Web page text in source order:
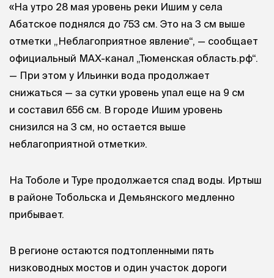
«На утро 28 мая уровень реки Ишим у села
Абатское поднялся до 753 см. Это на 3 см выше
отметки „Неблагоприятное явление“, — сообщает
официальный МАХ-канал „Тюменская область.рф“.
— При этом у Ильинки вода продолжает
снижаться — за сутки уровень упал еще на 9 см
и составил 656 см. В городе Ишим уровень
снизился на 3 см, но остается выше
неблагоприятной отметки».
На Тоболе и Туре продолжается спад воды. Иртыш
в районе Тобольска и Демьянского медленно
прибывает.
В регионе остаются подтопленными пять
низководных мостов и один участок дороги